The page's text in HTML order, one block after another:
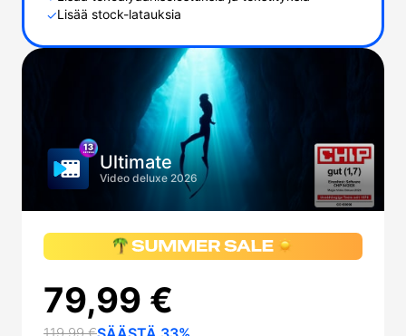
✓Lisää stock-latauksia
Ultimate
Video deluxe 2026
79,99 €
119,99 €